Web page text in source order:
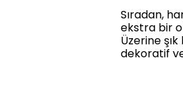
Sıradan,
ekstra bir
Üzerine
dekoratif